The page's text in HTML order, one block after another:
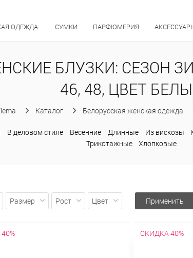
ОДЕЖДА СУМКИ ПАРФЮМЕРИЯ
БЛУЗКИ: СЕЗОН
46, 48, ЦВЕТ
Каталог Белорусская женская одежда
В деловом стиле Весенние Длинные Из вискозы
Трикотажные
Хлопковые
Размер Рост Цвет Применить
СКИДКА 40%